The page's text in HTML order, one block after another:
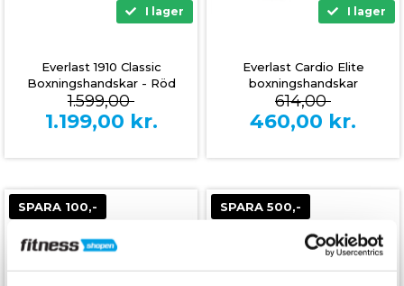
I lager
Everlast 1910 Classic
Boxningshandskar - Röd
1.599,00
1.199,00 kr.
I lager
Everlast Cardio Elite
boxningshandskar
614,00
460,00 kr.
SPARA 100,- SPARA 500,-